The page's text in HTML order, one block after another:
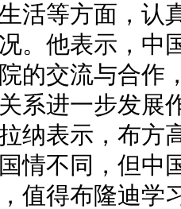
活等方面，认
。他表示，中
的交流与合作
系进一步发展
表示，布方
情不同，但中
值得布隆迪学